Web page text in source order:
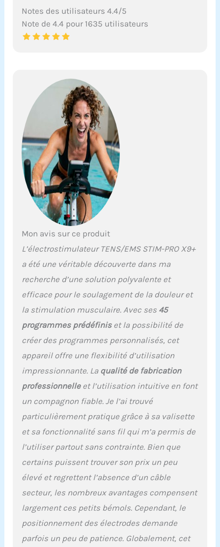
Notes des utilisateurs 4.4/5
Note de 4.4 pour 1635 utilisateurs
Mon avis sur ce produit
L’électrostimulateur TENS/EMS STIM-PRO X9+
a été une véritable découverte dans ma
recherche d’une solution polyvalente et
efficace pour le soulagement de la douleur et
la stimulation musculaire. Avec ses 45
programmes prédéfiniset la possibilité de
créer des programmes personnalisés, cet
appareil offre une flexibilité d’utilisation
impressionnante. La qualité de fabrication
professionnelleet l’utilisation intuitive en font
un compagnon fiable. Je l’ai trouvé
particulièrement pratique grâce à sa valisette
et sa fonctionnalité sans fil qui m’a permis de
l’utiliser partout sans contrainte. Bien que
certains puissent trouver son prix un peu
élevé et regrettent l’absence d’un câble
secteur, les nombreux avantages compensent
largement ces petits bémols. Cependant, le
positionnement des électrodes demande
parfois un peu de patience. Globalement, cet